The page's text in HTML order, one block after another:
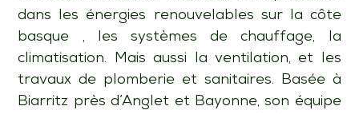
dans les énergies renouvelables sur la côte
basque , les systèmes de chauffage, la
climatisation. Mais aussi la ventilation, et les
travaux de plomberie et sanitaires. Basée à
Biarritz près d’Anglet et Bayonne, son équipe